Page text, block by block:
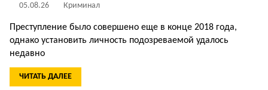
05.08.26 Криминал
Преступление было совершено еще в конце 2018 года,
однако установить личность подозреваемой удалось
недавно
ЧИТАТЬ ДАЛЕЕ